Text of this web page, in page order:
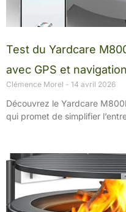
Test du Yardcare
avec GPS et
Clémence Morel 14 avril 2026
Découvrez le Yardcare
qui promet de simplifier